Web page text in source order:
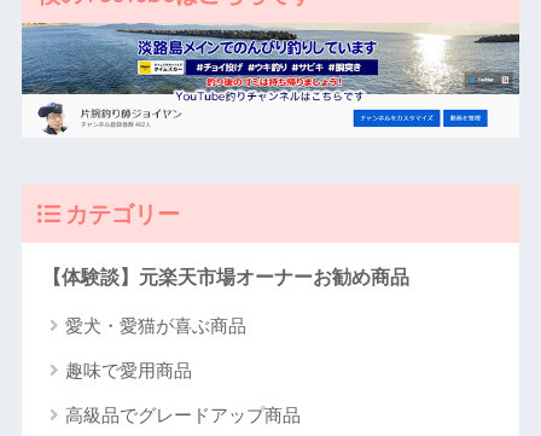
カテゴリー
【体験談】元楽天市場オーナーお勧め商品
愛犬・愛猫が喜ぶ商品
趣味で愛用商品
高級品でグレードアップ商品